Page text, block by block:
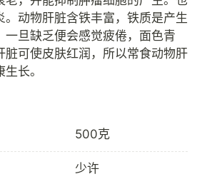
。动物肝脏含铁丰富，铁质是产生
一旦缺乏便会感觉疲倦，面色青
脏可使皮肤红润，所以常食动物肝
500克
少许